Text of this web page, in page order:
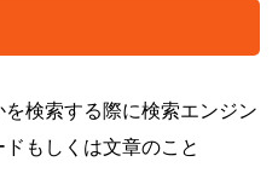
検索する際に検索エンジン
もしくは文章のこと